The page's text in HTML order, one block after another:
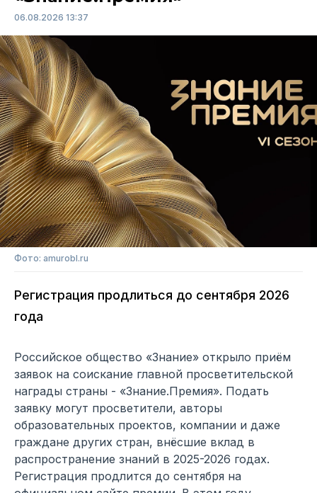
06.08.2026 13:37
Фото: amurobl.ru
Регистрация продлиться до сентября 2026
года
Российское общество «Знание» открыло приём
заявок на соискание главной просветительской
награды страны - «Знание.Премия». Подать
заявку могут просветители, авторы
образовательных проектов, компании и даже
граждане других стран, внёсшие вклад в
распространение знаний в 2025-2026 годах.
Регистрация продлится до сентября на